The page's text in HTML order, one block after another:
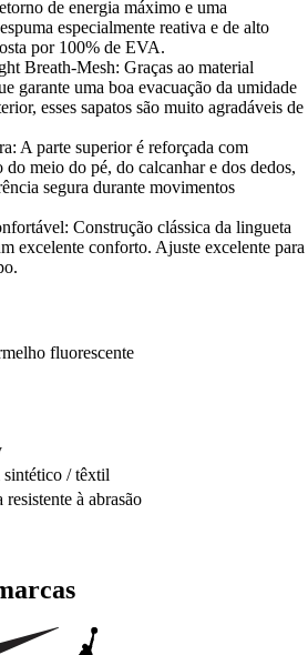
de energia máximo e uma
especialmente reativa e de alto
por 100% de EVA.
Breath-Mesh: Graças ao material
garante uma boa evacuação da umidade
esses sapatos são muito agradáveis de
A parte superior é reforçada com
meio do pé, do calcanhar e dos dedos,
segura durante movimentos
Construção clássica da lingueta
excelente conforto. Ajuste excelente para
fluorescente
/ têxtil
resistente à abrasão